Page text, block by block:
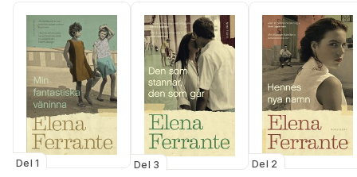
Del 1 Del 3 Del 2